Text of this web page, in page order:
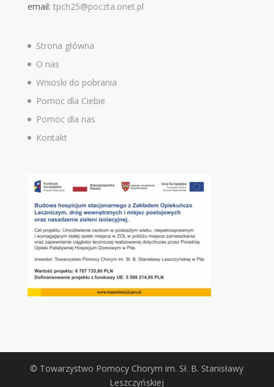
email: tpch25@poczta.onet.pl
Strona główna
O nas
Wnioski do pobrania
Pomoc dla Ciebie
Pomoc dla nas
Kontakt
© Towarzystwo Pomocy Chorym im. Sł. B. Stanisławy
Leszczyńskiej